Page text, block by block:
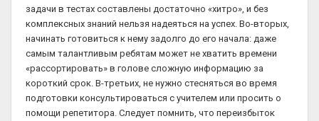
задачи в тестах составлены достаточно «хитро», и без
комплексных знаний нельзя надеяться на успех. Во-вторых,
начинать готовиться к нему задолго до его начала: даже
самым талантливым ребятам может не хватить времени
«рассортировать» в голове сложную информацию за
короткий срок. В-третьих, не нужно стесняться во время
подготовки консультироваться с учителем или просить о
помощи репетитора. Следует помнить, что переизбыток